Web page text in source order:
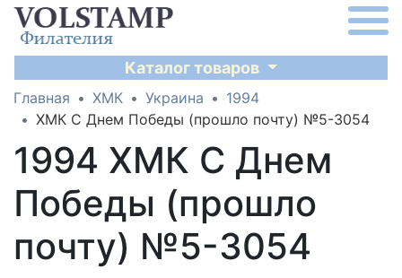
Каталог товаров
Главная ХМК Украина
1994
ХМК С Днем Победы (прошло почту) №5-3054
1994 ХМК С Днем
Победы (прошло
почту) №5-3054